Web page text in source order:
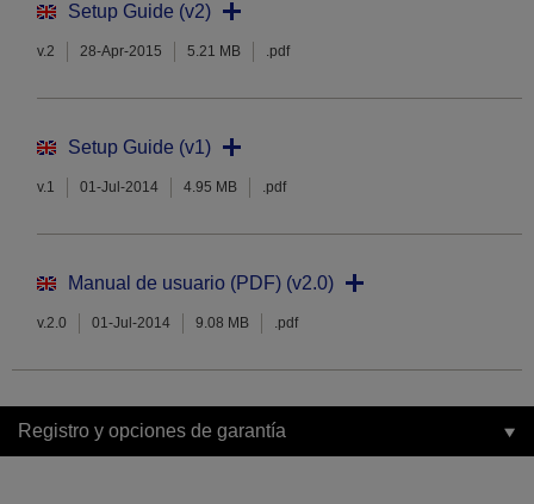
Setup Guide (v2)
v.2 28-Apr-2015 5.21 MB .pdf
Setup Guide (v1)
v.1 01-Jul-2014 4.95 MB .pdf
Manual de usuario (PDF) (v2.0)
v.2.0 01-Jul-2014 9.08 MB .pdf
Registro y opciones de garantía